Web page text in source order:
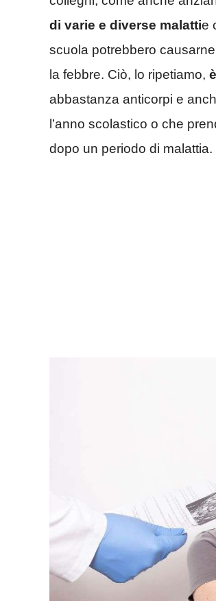
di varie e diverse malattie
scuola potrebbero
la febbre. Ciò, lo ripetiamo,
abbastanza anticorpi e
l’anno scolastico o che
dopo un periodo di malattia.